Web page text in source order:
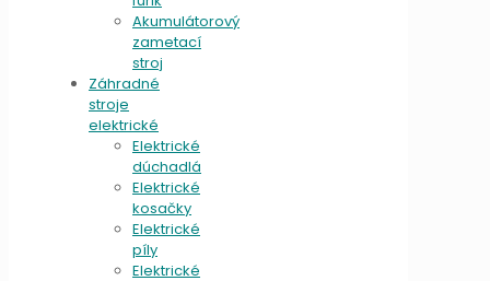
Akumulátorový
zametací
stroj
Záhradné
stroje
elektrické
Elektrické
dúchadlá
Elektrické
kosačky
Elektrické
píly
Elektrické